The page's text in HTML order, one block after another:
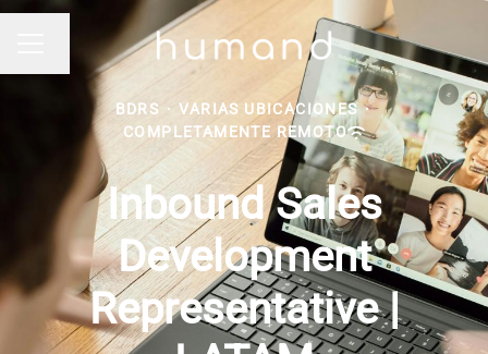
MENÚ DE EMPLEO
Cambiar idioma
BDRS · VARIAS UBICACIONES ·
COMPLETAMENTE REMOTO
Inbound Sales
Development
Representative |